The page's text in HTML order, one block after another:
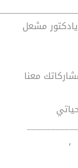
مشعل
معنا
،